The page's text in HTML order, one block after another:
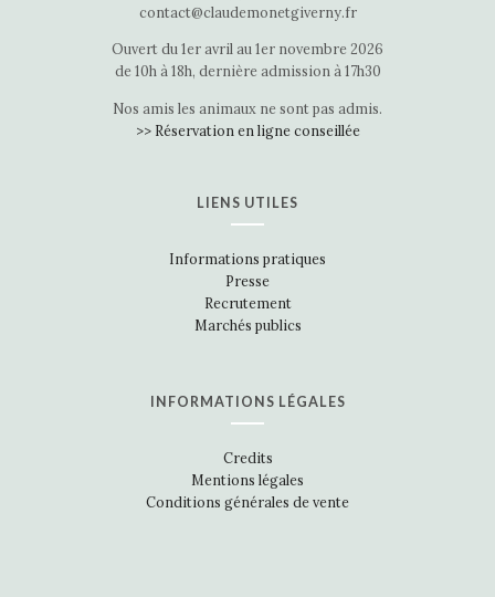
contact@claudemonetgiverny.fr
Ouvert du 1er avril au 1er novembre 2026
de 10h à 18h, dernière admission à 17h30
Nos amis les animaux ne sont pas admis.
>> Réservation en ligne conseillée
LIENS UTILES
Informations pratiques
Presse
Recrutement
Marchés publics
INFORMATIONS LÉGALES
Credits
Mentions légales
Conditions générales de vente